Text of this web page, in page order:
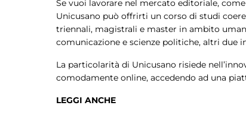
Se vuoi lavorare nel mercato editoriale,
Unicusano può offrirti un corso di studi
triennali, magistrali e master in ambito
comunicazione e scienze politiche, altri due
La particolarità di Unicusano risiede
comodamente online, accedendo ad una
LEGGI ANCHE